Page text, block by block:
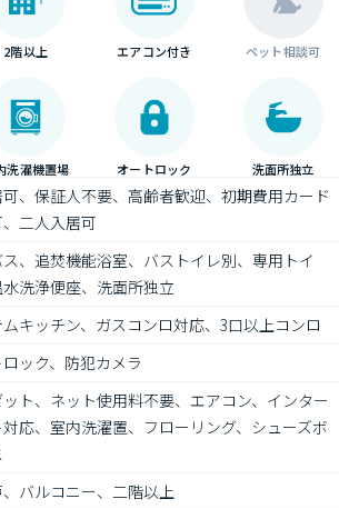
2階以上 エアコン付き ペット相談可
洗濯機置場 オートロック 洗面所独立
、保証人不要、高齢者歓迎、初期費用カード
二人入居可
、追焚機能浴室、バストイレ別、専用トイ
水洗浄便座、洗面所独立
ムキッチン、ガスコンロ対応、3口以上コンロ
ック、防犯カメラ
ト、ネット使用料不要、エアコン、インター
応、室内洗濯置、フローリング、シューズボ
バルコニー、二階以上